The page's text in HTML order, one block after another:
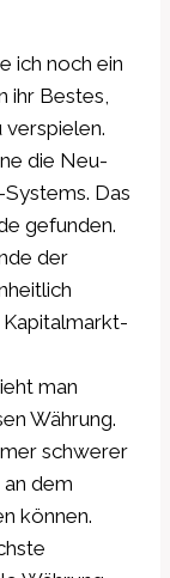
ich noch ein
ihr Bestes,
verspielen.
die Neu-
Das
gefunden.
der
man
Währung.
schwerer
dem
können.